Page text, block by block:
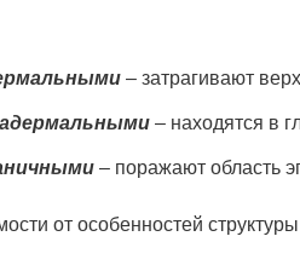
– затрагивают
– находятся в
– поражают область
от особенностей